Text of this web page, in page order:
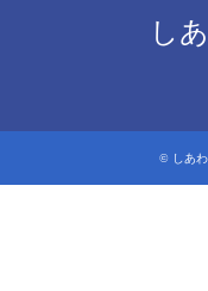
し
© しあ